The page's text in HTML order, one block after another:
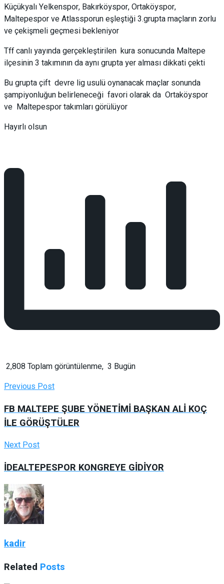
Küçükyalı Yelkenspor, Bakırköyspor, Ortaköyspor,
Maltepespor ve Atlassporun eşleştiği 3.grupta maçların zorlu
ve çekişmeli geçmesi bekleniyor
Tff canlı yayında gerçekleştirilen kura sonucunda Maltepe
ilçesinin 3 takımının da aynı grupta yer alması dikkati çekti
Bu grupta çift devre lig usulü oynanacak maçlar sonunda
şampiyonluğun belirleneceği favori olarak da Ortaköyspor
ve Maltepespor takımları görülüyor
Hayırlı olsun
2,808 Toplam görüntülenme, 3 Bugün
Previous Post
FB MALTEPE ŞUBE YÖNETİMİ BAŞKAN ALİ KOÇ
İLE GÖRÜŞTÜLER
Next Post
İDEALTEPESPOR KONGREYE GİDİYOR
kadir
Related Posts